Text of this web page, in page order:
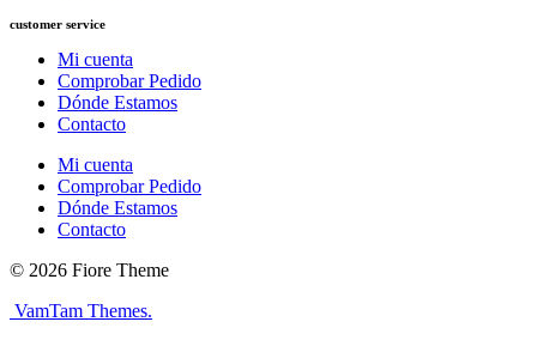
customer service
Mi cuenta
Comprobar Pedido
Dónde Estamos
Contacto
Mi cuenta
Comprobar Pedido
Dónde Estamos
Contacto
© 2026 Fiore Theme
VamTam Themes.